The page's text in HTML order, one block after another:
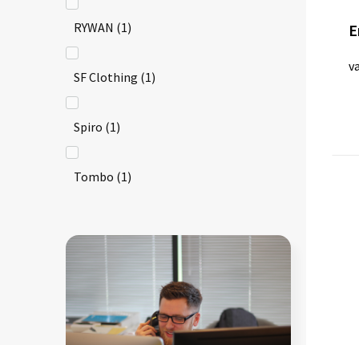
RYWAN (1)
SF Clothing (1)
Spiro (1)
Tombo (1)